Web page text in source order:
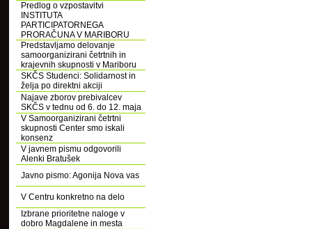
Predlog o vzpostavitvi
INSTITUTA
PARTICIPATORNEGA
PRORAČUNA V MARIBORU
Predstavljamo delovanje
samoorganizirani četrtnih in
krajevnih skupnosti v Mariboru
SKČS Studenci: Solidarnost in
želja po direktni akciji
Najave zborov prebivalcev
SKČS v tednu od 6. do 12. maja
V Samoorganizirani četrtni
skupnosti Center smo iskali
konsenz
V javnem pismu odgovorili
Alenki Bratušek
Javno pismo: Agonija Nova vas
V Centru konkretno na delo
Izbrane prioritetne naloge v
dobro Magdalene in mesta